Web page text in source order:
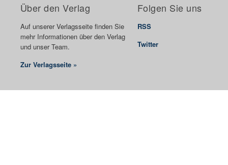
Über den Verlag
Auf unserer Verlagsseite finden Sie
mehr Informationen über den Verlag
und unser Team.
Zur Verlagsseite »
Folgen Sie uns
RSS
Twitter